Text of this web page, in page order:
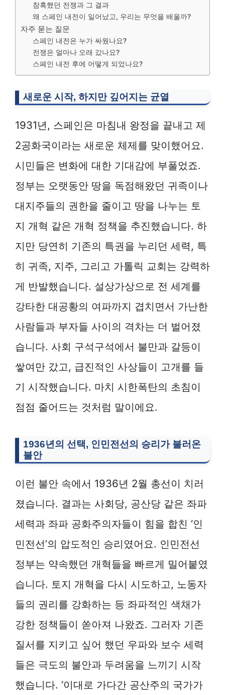
참혹했던 전쟁과 그 결과
왜 스페인 내전이 일어났고, 우리는 무엇을 배울까?
자주 묻는 질문
스페인 내전은 누가 싸웠나요?
전쟁은 얼마나 오래 갔나요?
스페인 내전 후에 어떻게 되었나요?
새로운 시작, 하지만 깊어지는 균열
1931년, 스페인은 마침내 왕정을 끝내고 제
2공화국이라는 새로운 체제를 맞이했어요.
시민들은 변화에 대한 기대감에 부풀었죠.
정부는 오랫동안 땅을 독점해왔던 귀족이나
대지주들의 권한을 줄이고 땅을 나누는 토
지 개혁 같은 개혁 정책을 추진했습니다. 하
지만 당연히 기존의 특권을 누리던 세력, 특
히 귀족, 지주, 그리고 가톨릭 교회는 강력하
게 반발했습니다. 설상가상으로 전 세계를
강타한 대공황의 여파까지 겹치면서 가난한
사람들과 부자들 사이의 격차는 더 벌어졌
습니다. 사회 구석구석에서 불만과 갈등이
쌓여만 갔고, 급진적인 사상들이 고개를 들
기 시작했습니다. 마치 시한폭탄의 초침이
점점 줄어드는 것처럼 말이에요.
1936년의 선택, 인민전선의 승리가 불러온
불안
이런 불안 속에서 1936년 2월 총선이 치러
졌습니다. 결과는 사회당, 공산당 같은 좌파
세력과 좌파 공화주의자들이 힘을 합친 ‘인
민전선’의 압도적인 승리였어요. 인민전선
정부는 약속했던 개혁들을 빠르게 밀어붙였
습니다. 토지 개혁을 다시 시도하고, 노동자
들의 권리를 강화하는 등 좌파적인 색채가
강한 정책들이 쏟아져 나왔죠. 그러자 기존
질서를 지키고 싶어 했던 우파와 보수 세력
들은 극도의 불안과 두려움을 느끼기 시작
했습니다. ‘이대로 가다간 공산주의 국가가